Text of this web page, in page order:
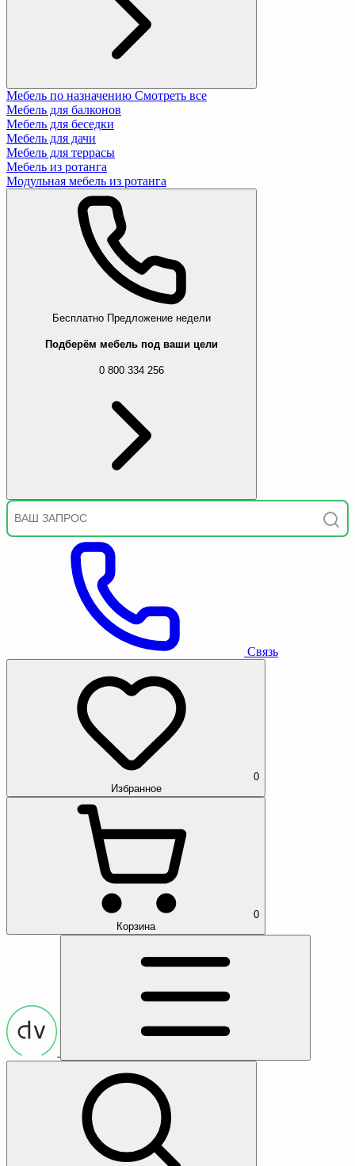
Мебель по назначению Смотреть все
Мебель для балконов
Мебель для беседки
Мебель для дачи
Мебель для террасы
Мебель из ротанга
Модульная мебель из ротанга
Бесплатно Предложение недели
Подберём мебель под ваши цели
0 800 334 256
Связь
0
Избранное
0
Корзина